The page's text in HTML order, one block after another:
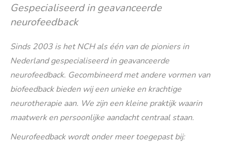
Gespecialiseerd in geavanceerde
neurofeedback
Sinds 2003 is het NCH als één van de pioniers in
Nederland gespecialiseerd in geavanceerde
neurofeedback. Gecombineerd met andere vormen van
biofeedback bieden wij een unieke en krachtige
neurotherapie aan. We zijn een kleine praktijk waarin
maatwerk en persoonlijke aandacht centraal staan.
Neurofeedback wordt onder meer toegepast bij: